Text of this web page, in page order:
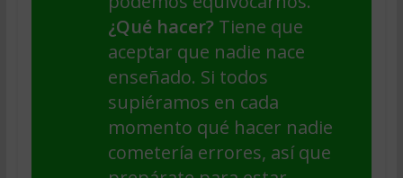
¿Qué hacer?Tiene que
aceptar que nadie nace
enseñado. Si todos
supiéramos en cada
momento qué hacer nadie
cometería errores, así que